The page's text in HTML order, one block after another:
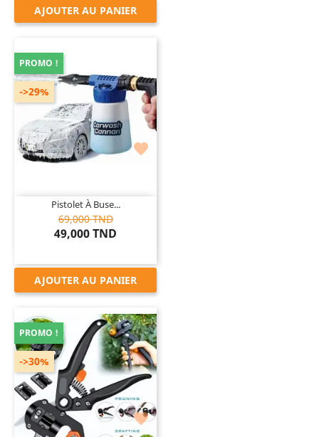
AJOUTER AU PANIER

Pistolet À Buse...
69,000 TND
49,000 TND
->29%
PROMO !
AJOUTER AU PANIER

->30%
PROMO !